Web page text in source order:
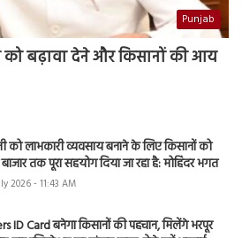
Punjab
को बढ़ावा देने और किसानों की आय
को लाभकारी व्यवसाय बनाने के लिए किसानों को
तक पूरा सहयोग दिया जा रहा है: मोहिंदर भगत
2026 - 11:43 AM
ID Card बनेगा किसानों की पहचान, मिलेंगे भरपूर